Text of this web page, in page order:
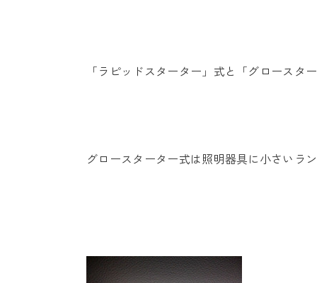
「ラピッドスターター」式と「グロースタ
グロースターター式は照明器具に小さいラ